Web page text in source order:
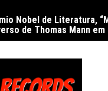
Nobel de Literatura,
de Thomas Mann